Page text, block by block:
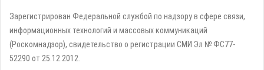
Зарегистрирован Федеральной службой по надзору в сфере связи,
информационных технологий и массовых коммуникаций
(Роскомнадзор), свидетельство о регистрации СМИ Эл № ФС77-
52290 от 25.12.2012.